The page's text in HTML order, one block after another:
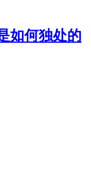
如何独处的